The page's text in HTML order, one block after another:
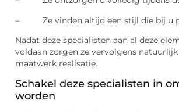
– Ze vinden altijd een stijl die bij u
Nadat deze specialisten aan al deze
voldaan zorgen ze vervolgens
maatwerk realisatie.
Schakel deze specialisten in
worden